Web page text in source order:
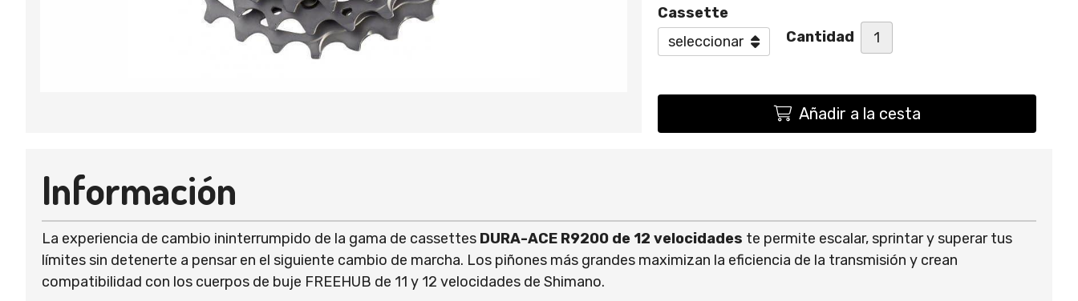
Cassette
Cantidad
Añadir a la cesta
Información
La experiencia de cambio ininterrumpido de la gama de cassettes DURA-ACE R9200 de 12 velocidades te permite escalar, sprintar y superar tus
límites sin detenerte a pensar en el siguiente cambio de marcha. Los piñones más grandes maximizan la eficiencia de la transmisión y crean
compatibilidad con los cuerpos de buje FREEHUB de 11 y 12 velocidades de Shimano.